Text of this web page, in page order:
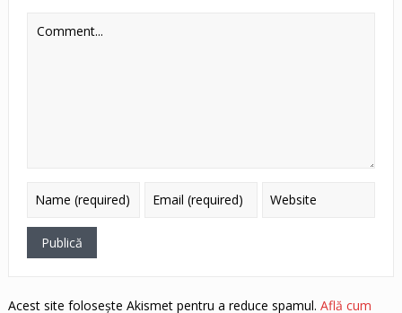
Acest site folosește Akismet pentru a reduce spamul. Află cum